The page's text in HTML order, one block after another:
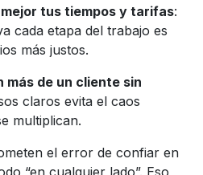
tus tiempos y tarifas:
cada etapa del trabajo es
más justos.
más de un cliente sin
claros evita el caos
multiplican.
el error de confiar en
“en cualquier lado”. Eso